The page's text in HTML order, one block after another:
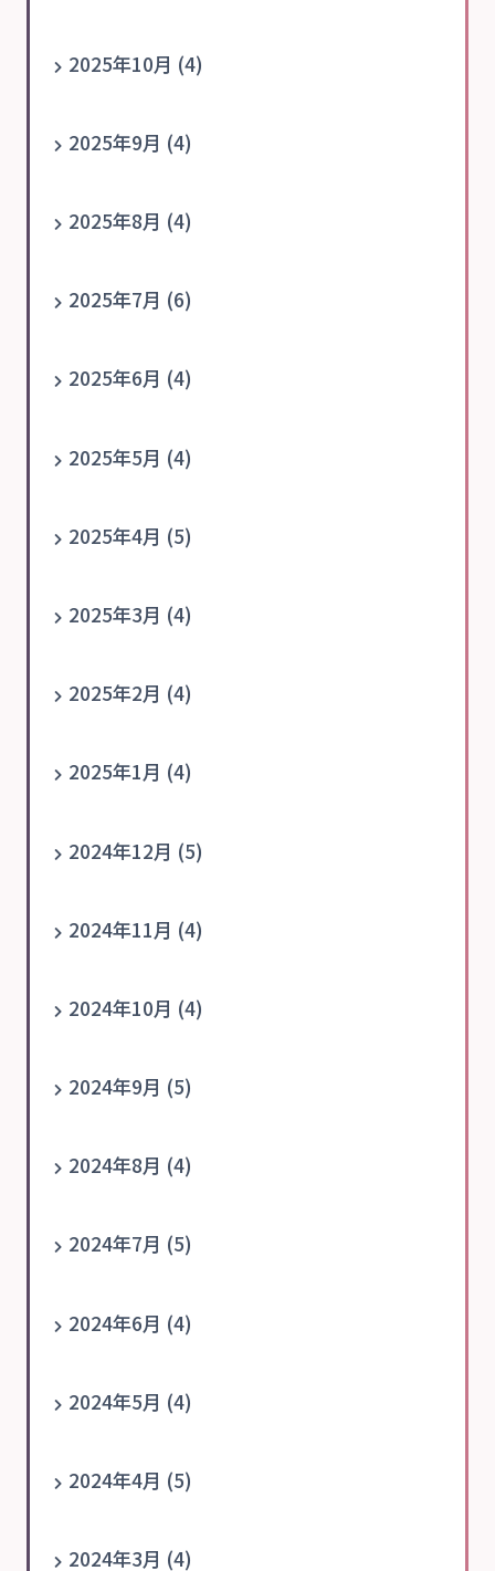
2025年10月 (4)
2025年9月 (4)
2025年8月 (4)
2025年7月 (6)
2025年6月 (4)
2025年5月 (4)
2025年4月 (5)
2025年3月 (4)
2025年2月 (4)
2025年1月 (4)
2024年12月 (5)
2024年11月 (4)
2024年10月 (4)
2024年9月 (5)
2024年8月 (4)
2024年7月 (5)
2024年6月 (4)
2024年5月 (4)
2024年4月 (5)
2024年3月 (4)